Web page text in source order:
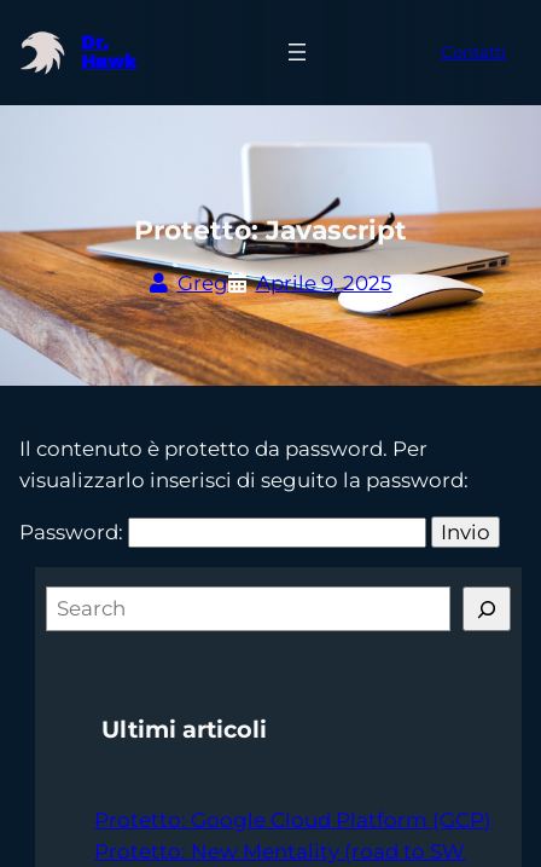
contenuto
Dr.
Hawk
Contatti
Protetto: Javascript
Greg Aprile 9, 2025
Il contenuto è protetto da password. Per
visualizzarlo inserisci di seguito la password:
Password:
e
Ultimi articoli
Protetto: Google Cloud Platform (GCP)
Protetto: New Mentality (road to SW